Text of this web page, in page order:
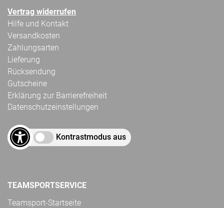
Vertrag widerrufen
Hilfe und Kontakt
Versandkosten
Zahlungsarten
Lieferung
Rücksendung
Gutscheine
Erklärung zur Barrierefreiheit
Datenschutzeinstellungen
Kontrastmodus aus
TEAMSPORTSERVICE
Teamsport-Startseite